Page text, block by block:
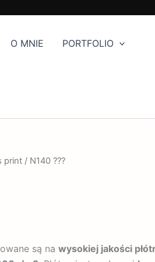
O MNIE PORTFOLIO
print / N140 ???
są na wysokiej jakości